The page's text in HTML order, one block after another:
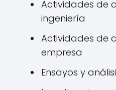
Actividades de
ingeniería
Actividades de
empresa
Ensayos y